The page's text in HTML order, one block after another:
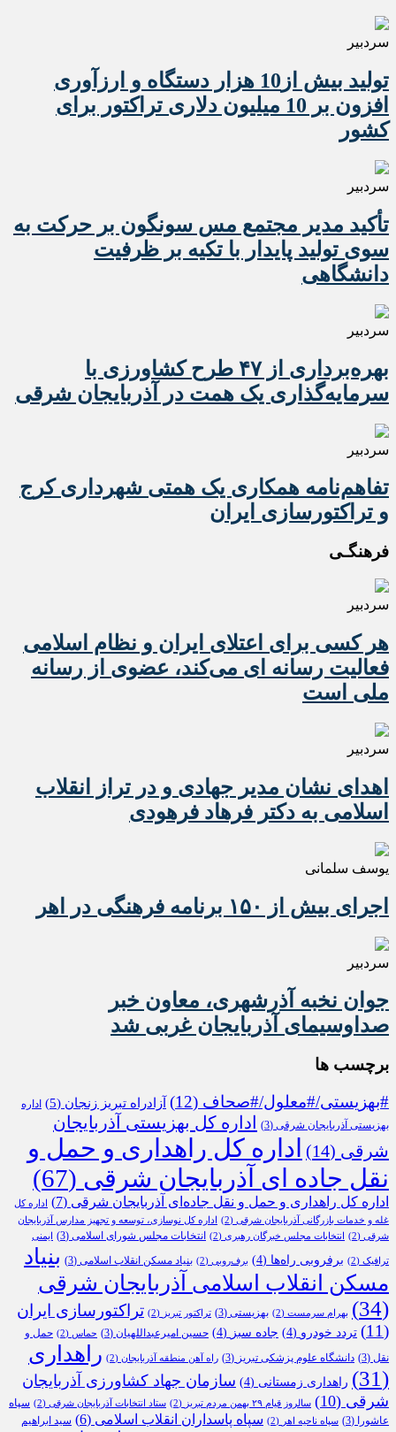
سردبیر
تولید بیش از10 هزار دستگاه و ارزآوری
افزون بر 10 میلیون دلاری تراکتور برای
کشور
سردبیر
تأکید مدیر مجتمع مس سونگون بر حرکت به
سوی تولید پایدار با تکیه بر ظرفیت
دانشگاهی
سردبیر
بهره‌برداری از ۴۷ طرح کشاورزی با
سرمایه‌گذاری یک همت در آذربایجان شرقی
سردبیر
تفاهم‌نامه همکاری یک همتی شهرداری کرج
و تراکتورسازی ایران
فرهنگـی
سردبیر
هر کسی برای اعتلای ایران و نظام اسلامی
فعالیت رسانه ای می‌کند، عضوی از رسانه
ملی است
سردبیر
اهدای نشان مدیر جهادی و در تراز انقلاب
اسلامی به دکتر فرهاد فرهودی
یوسف سلمانی
اجرای بیش از ۱۵۰ برنامه فرهنگی در اهر
سردبیر
جوان نخبه آذرشهری، معاون خبر
صداوسیمای آذربایجان غربی شد
برچسب ها
#بهزیستی/#معلول/#صحاف (12) آزادراه تبریز زنجان (5)
اداره
بهزیستی آذربایجان شرقی (3)
اداره کل بهزیستی آذربایجان
شرقی (14)
اداره کل راهداری و حمل و
نقل جاده ای آذربایجان شرقی (67)
اداره کل راهداری و حمل و نقل جاده‌ای آذربایجان شرقی (7)
اداره کل
غله و خدمات بازرگانی آذربایجان شرقی (2)
اداره کل نوسازی، توسعه و تجهیز مدارس آذربایجان
شرقی (2) انتخابات مجلس خبرگان رهبری (2) انتخابات مجلس شورای اسلامی (3) ایمنی
ترافیک (2) برفروبی راه‌ها (4) برف‌روبی (2) بنیاد مسکن انقلاب اسلامی (3)
بنیاد
مسکن انقلاب اسلامی آذربایجان شرقی
(34)
بهرام سرمست (2) بهزیستی (3) تراکتور تبریز (2)
تراکتورسازی ایران
(11)
تردد خودرو (4) جاده سبز (4) حسین امیرعبداللهیان (3) حماس (2)
حمل و
نقل (3) دانشگاه علوم پزشکی تبریز (3) راه آهن منطقه آذربایجان (2)
راهداری
(31)
راهداری زمستانی (4)
سازمان جهاد کشاورزی آذربایجان
شرقی (10) سالروز قیام ۲۹ بهمن مردم تبریز (2) ستاد انتخابات آذربایجان شرقی (2)
سپاه
عاشورا
(3) سپاه ناحیه اهر (2) سپاه پاسداران انقلاب اسلامی (6) سید ابراهیم